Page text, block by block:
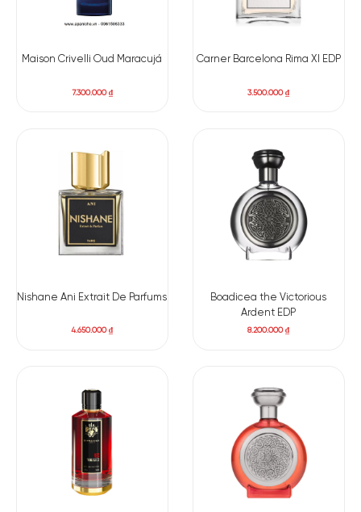
Maison Crivelli Oud Maracujá
7.300.000₫
Carner Barcelona Rima XI EDP
3.500.000₫
Nishane Ani Extrait De Parfums
4.650.000₫
Boadicea the Victorious
Ardent EDP
8.200.000₫